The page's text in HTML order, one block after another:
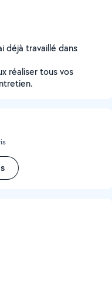
déjà travaillé dans
réaliser tous vos